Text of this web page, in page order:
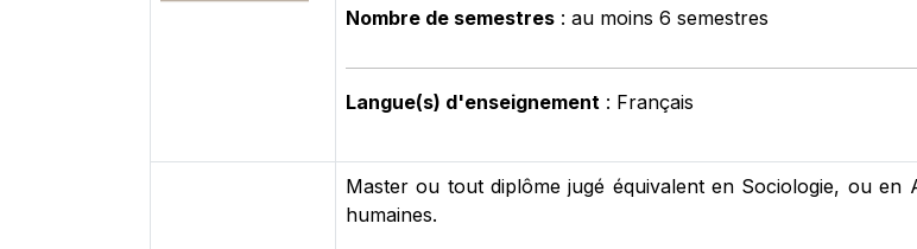
Nombre de semestres : au moins 6 semestres
Langue(s) d'enseignement : Français
Master ou tout diplôme jugé équivalent en Sociologie, ou en
humaines.